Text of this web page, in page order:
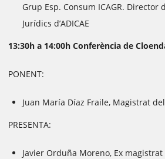
Grup Esp. Consum ICAGR. Director
Jurídics d’ADICAE
13:30h a 14:00h Conferència de
PONENT:
Juan María Díaz Fraile, Magistrat
PRESENTA:
Javier Orduña Moreno, Ex